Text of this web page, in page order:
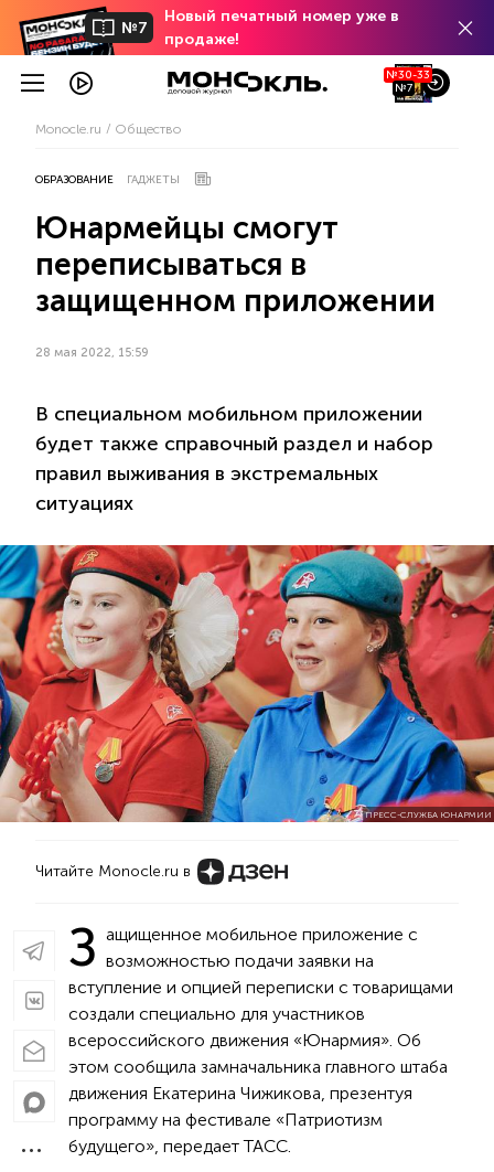
№7
Новый печатный номер уже в
продаже!
№30-33
№7
Monocle.ru Общество
ОБРАЗОВАНИЕ ГАДЖЕТЫ
Юнармейцы смогут
переписываться в
защищенном приложении
28 мая 2022, 15:59
В специальном мобильном приложении
будет также справочный раздел и набор
правил выживания в экстремальных
ситуациях
ПРЕСС-СЛУЖБА ЮНАРМИИ
Читайте Monocle.ru в
З ащищенное мобильное приложение с
возможностью подачи заявки на
вступление и опцией переписки с товарищами
создали специально для участников
всероссийского движения «Юнармия». Об
этом сообщила замначальника главного штаба
движения Екатерина Чижикова, презентуя
программу на фестивале «Патриотизм
будущего», передает ТАСС.